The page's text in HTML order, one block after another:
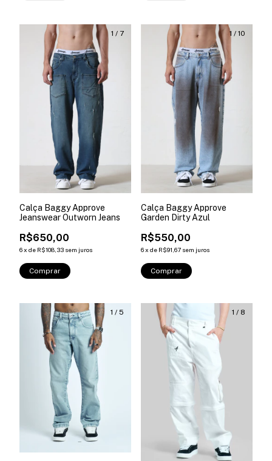
1 / 7
Calça Baggy Approve
Jeanswear Outworn Jeans
R$650,00
6x de R$108,33 sem juros
Comprar
1 / 10
Calça Baggy Approve
Garden Dirty Azul
R$550,00
6x de R$91,67 sem juros
Comprar
1 / 5 1 / 8